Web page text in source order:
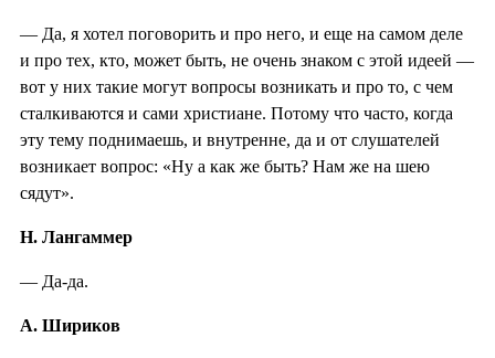
— Да, я хотел поговорить и про него, и еще на самом деле
и про тех, кто, может быть, не очень знаком с этой идеей —
вот у них такие могут вопросы возникать и про то, с чем
сталкиваются и сами христиане. Потому что часто, когда
эту тему поднимаешь, и внутренне, да и от слушателей
возникает вопрос: «Ну а как же быть? Нам же на шею
сядут».
Н. Лангаммер
— Да-да.
А. Шириков